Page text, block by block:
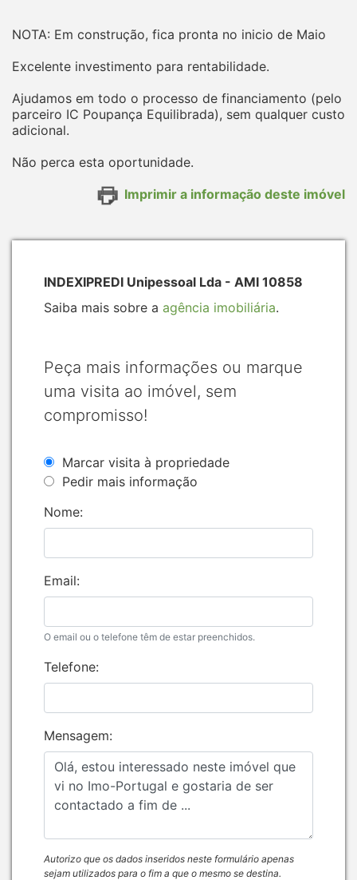
NOTA: Em construção, fica pronta no inicio de Maio
Excelente investimento para rentabilidade.
Ajudamos em todo o processo de financiamento (pelo
parceiro IC Poupança Equilibrada), sem qualquer custo
adicional.
Não perca esta oportunidade.
Imprimir a informação deste imóvel
INDEXIPREDI Unipessoal Lda - AMI 10858
Saiba mais sobre a agência imobiliária.
Peça mais informações ou marque
uma visita ao imóvel, sem
compromisso!
Marcar visita à propriedade
Pedir mais informação
Nome:
Email:
O email ou o telefone têm de estar preenchidos.
Telefone:
Mensagem:
Autorizo que os dados inseridos neste formulário apenas
sejam utilizados para o fim a que o mesmo se destina.